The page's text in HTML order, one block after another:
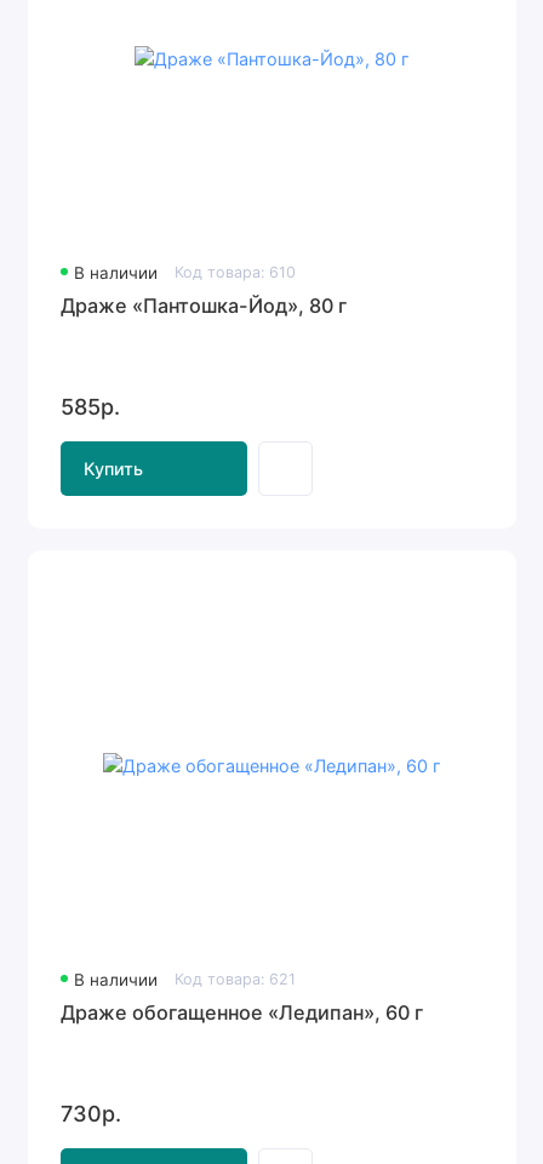
В наличии Код товара: 610
Драже «Пантошка-Йод», 80 г
585р.
Купить
В наличии Код товара: 621
Драже обогащенное «Ледипан», 60 г
730р.